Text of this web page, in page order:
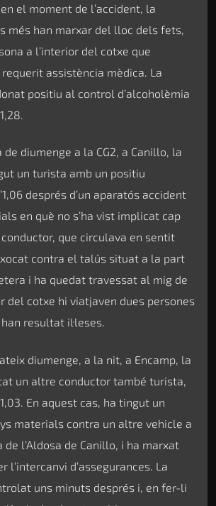
el moment de l’accident, la
més han marxar del lloc dels fets,
a l’interior del cotxe que
assistència mèdica. La
positiu al control d’alcoholèmia
de diumenge a la CG2, a Canillo, la
un turista amb un positiu
després d’un aparatós accident
en què no s’ha vist implicat cap
que circulava en sentit
contra el talús situat a la part
i ha quedat travessat al mig de
del cotxe hi viatjaven dues persones
resultat il·leses.
diumenge, a la nit, a Encamp, la
un altre conductor també turista,
En aquest cas, ha tingut un
materials contra un altre vehicle a
de l’Aldosa de Canillo, i ha marxat
l’intercanvi d’assegurances. La
uns minuts després i, en fer-li